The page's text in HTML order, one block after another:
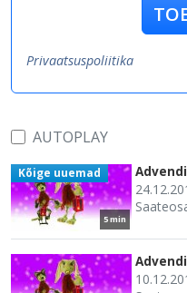
Privaatsuspoliitika
AUTOPLAY
5 min
Kõige uuemad